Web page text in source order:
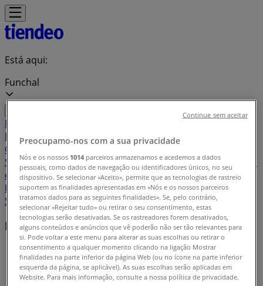
Está aqui:
Funchal
Em Destaque
DecoraçãoInformática e EletrónicaNatal
Crianças
Roupa, Sapatos e Acessórios
SaúdeBricolage, Jardim e ConstruçãoDesportoCosmética
e BelezaCarros, Motos e PeçasLivrarias, Papelaria e
HobbiesRestaurantesViagensÓticasBancos e
ServiçosCasamentos
Marcas locais
Tiendeo em Funchal»
Índice marcas
Preocupamo-nos com a sua privacidade
Nós e os nossos 1014 parceiros armazenamos e acedemos a dados
pessoais, como dados de navegação ou identificadores únicos, no seu
dispositivo. Se selecionar «Aceito», permite que as tecnologias de rastreio
suportem as finalidades apresentadas em «Nós e os nossos parceiros
tratamos dados para as seguintes finalidades». Se, pelo contrário,
selecionar «Rejeitar tudo» ou retirar o seu consentimento, estas
tecnologias serão desativadas. Se os rastreadores forem desativados,
alguns conteúdos e anúncios que vê poderão não ser tão relevantes para
si. Pode voltar a este menu para alterar as suas escolhas ou retirar o
consentimento a qualquer momento clicando na ligação Mostrar
finalidades na parte inferior da página Web (ou no ícone na parte inferior
esquerda da página, se aplicável). As suas escolhas serão aplicadas em
Website. Para mais informação, consulte a nossa política de privacidade.
Continue sem aceitar